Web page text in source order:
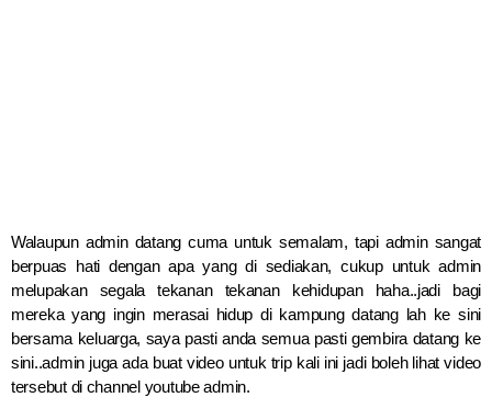
Walaupun admin datang cuma untuk semalam, tapi admin sangat
berpuas hati dengan apa yang di sediakan, cukup untuk admin
melupakan segala tekanan tekanan kehidupan haha..jadi bagi
mereka yang ingin merasai hidup di kampung datang lah ke sini
bersama keluarga, saya pasti anda semua pasti gembira datang ke
sini..admin juga ada buat video untuk trip kali ini jadi boleh lihat video
tersebut di channel youtube admin.